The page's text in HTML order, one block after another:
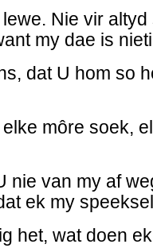
Nie vir
my dae is
dat U hom so
môre soek,
nie van my af
ek my
het, wat doen